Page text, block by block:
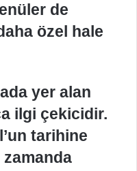
de
özel hale
yer alan
ilgi çekicidir.
tarihine
zamanda